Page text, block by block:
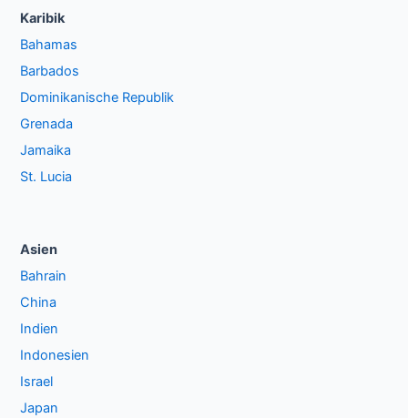
Karibik
Bahamas
Barbados
Dominikanische Republik
Grenada
Jamaika
St. Lucia
Asien
Bahrain
China
Indien
Indonesien
Israel
Japan